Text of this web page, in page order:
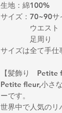
生地：綿100%
サイズ：70~90サ
ウエスト
足周り
サイズは全て手仕
【髪飾り Petite
Petite fleur,小さ
ーです。
世界中で人気のリ